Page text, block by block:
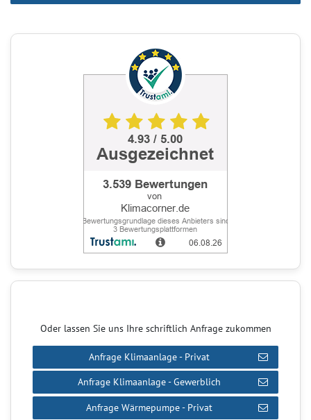
Oder lassen Sie uns Ihre schriftlich Anfrage zukommen
Anfrage Klimaanlage - Privat
Anfrage Klimaanlage - Gewerblich
Anfrage Wärmepumpe - Privat